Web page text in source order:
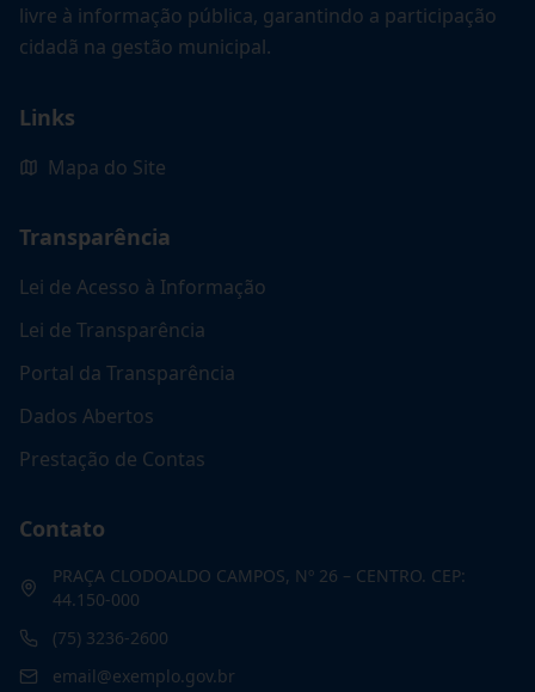
livre à informação pública, garantindo a participação
cidadã na gestão municipal.
Links
Mapa do Site
Transparência
Lei de Acesso à Informação
Lei de Transparência
Portal da Transparência
Dados Abertos
Prestação de Contas
Contato
PRAÇA CLODOALDO CAMPOS, Nº 26 – CENTRO. CEP:
44.150-000
(75) 3236-2600
email@exemplo.gov.br